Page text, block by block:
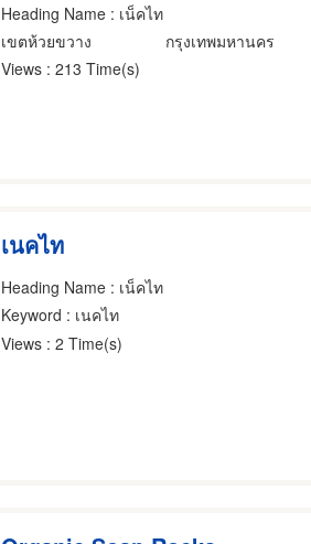
Heading Name : เน็คไท
เขตห้วยขวาง
กรุงเทพมหานคร
Views : 213 Time(s)
เนคไท
Heading Name : เน็คไท
Keyword : เนคไท
Views : 2 Time(s)